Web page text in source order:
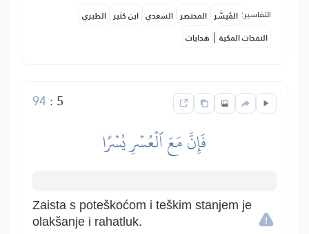
التفاسير: المُيسَّر المختصر السعدي ابن كثير الطبري
النفحات المكية | هدايات
5
:
94
فَإِنَّ مَعَ ٱلۡعُسۡرِ يُسۡرًا
Zaista s poteškoćom i teškim stanjem je
olakšanje i rahatluk.